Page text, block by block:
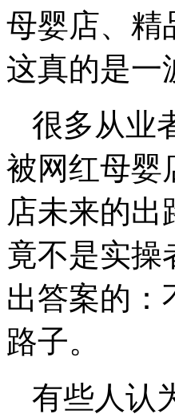
母婴店、精
这真的是一
很多从业
被网红母婴
店未来的
竟不是实操
出答案的：
路子。
有些人认